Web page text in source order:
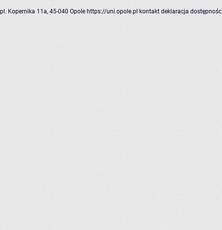
pl. Kopernika 11a, 45-040 Opole https://uni.opole.pl kontakt deklaracja